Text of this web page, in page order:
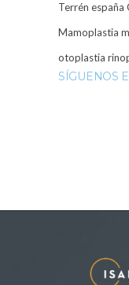
Terrén españa
Mamoplastia
otoplastia
SÍGUENOS